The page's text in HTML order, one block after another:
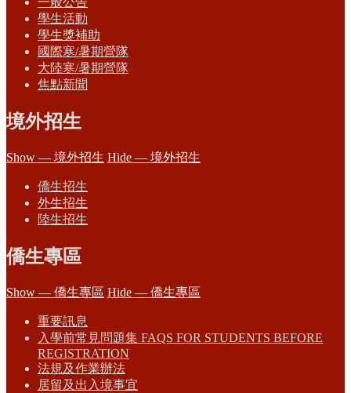
學生活動
學生獎補助
國際寒/暑期營隊
大陸寒/暑期營隊
焦點新聞
境外招生
Show — 境外招生 Hide — 境外招生
僑生招生
外生招生
陸生招生
僑生專區
Show — 僑生專區 Hide — 僑生專區
重要訊息
入學前常見問題集 FAQS FOR STUDENTS BEFORE
REGISTRATION
法規及作業辦法
居留及出入境事宜